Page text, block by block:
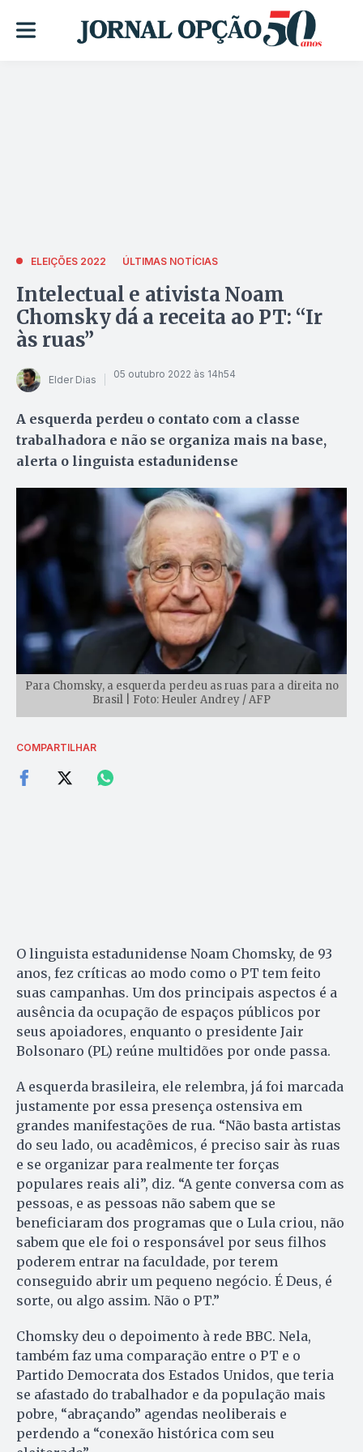
ELEIÇÕES 2022 ÚLTIMAS NOTÍCIAS
Intelectual e ativista Noam
Chomsky dá a receita ao PT: “Ir
às ruas”
Elder Dias 05 outubro 2022 às 14h54
A esquerda perdeu o contato com a classe
trabalhadora e não se organiza mais na base,
alerta o linguista estadunidense
Para Chomsky, a esquerda perdeu as ruas para a direita no
Brasil | Foto: Heuler Andrey / AFP
COMPARTILHAR
O linguista estadunidense Noam Chomsky, de 93
anos, fez críticas ao modo como o PT tem feito
suas campanhas. Um dos principais aspectos é a
ausência da ocupação de espaços públicos por
seus apoiadores, enquanto o presidente Jair
Bolsonaro (PL) reúne multidões por onde passa.
A esquerda brasileira, ele relembra, já foi marcada
justamente por essa presença ostensiva em
grandes manifestações de rua. “Não basta artistas
do seu lado, ou acadêmicos, é preciso sair às ruas
e se organizar para realmente ter forças
populares reais ali”, diz. “A gente conversa com as
pessoas, e as pessoas não sabem que se
beneficiaram dos programas que o Lula criou, não
sabem que ele foi o responsável por seus filhos
poderem entrar na faculdade, por terem
conseguido abrir um pequeno negócio. É Deus, é
sorte, ou algo assim. Não o PT.”
Chomsky deu o depoimento à rede BBC. Nela,
também faz uma comparação entre o PT e o
Partido Democrata dos Estados Unidos, que teria
se afastado do trabalhador e da população mais
pobre, “abraçando” agendas neoliberais e
perdendo a “conexão histórica com seu